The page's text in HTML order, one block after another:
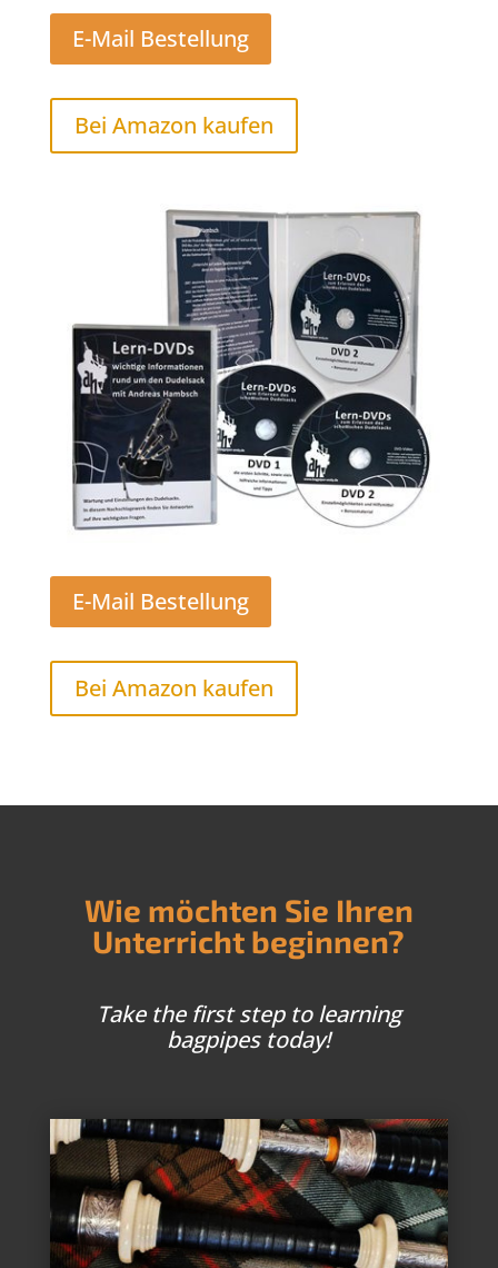
E-Mail Bestellung
Bei Amazon kaufen
E-Mail Bestellung
Bei Amazon kaufen
Wie möchten Sie Ihren
Unterricht beginnen?
Take the first step to learning
bagpipes today!